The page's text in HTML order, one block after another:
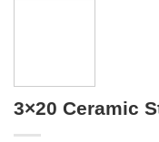
3×20 Ceramic